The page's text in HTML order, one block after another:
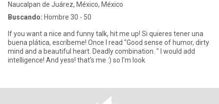
Naucalpan de Juárez, México, México
Buscando: Hombre 30 - 50
If you want a nice and funny talk, hit me up! Si quieres tener una
buena plática, escríbeme! Once I read "Good sense of humor, dirty
mind and a beautiful heart. Deadly combination. " I would add
intelligence! And yess! that's me :) so I'm look